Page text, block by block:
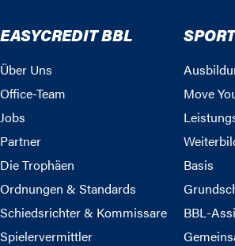
EASYCREDIT BBL
Über Uns
Office-Team
Jobs
Partner
Die Trophäen
Ordnungen & Standards
Schiedsrichter & Kommissare
Spielervermittler
Move
Basis
BBL-